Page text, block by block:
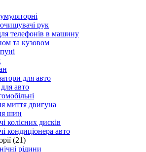
рук
телефонів в машину
та кузовом
для авто
авто
миття двигуна
шин
колісних дисків
кондиціонера авто
(21)
рідини